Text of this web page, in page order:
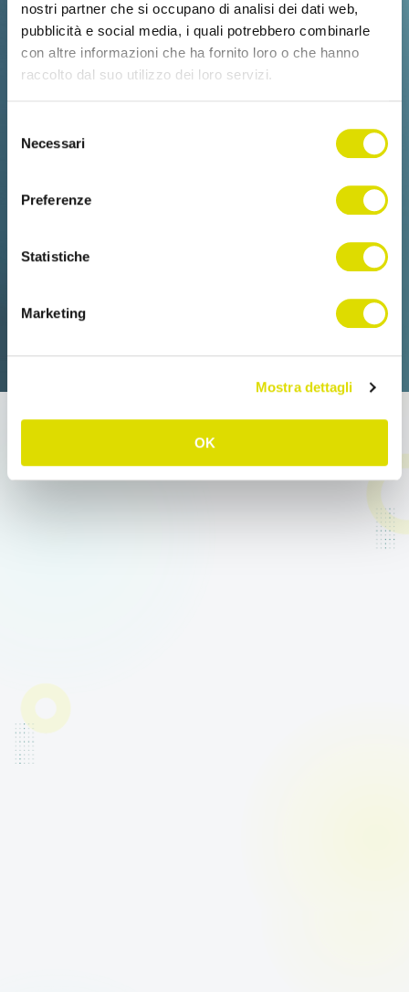
nostri partner che si occupano di analisi dei dati web,
pubblicità e social media, i quali potrebbero combinarle
con altre informazioni che ha fornito loro o che hanno
raccolto dal suo utilizzo dei loro servizi.
all'informativa:
https://www.ordersender.com/cookie-
delNecessari
Preferenze
Statistiche
Marketing
Mostra dettagli
OK